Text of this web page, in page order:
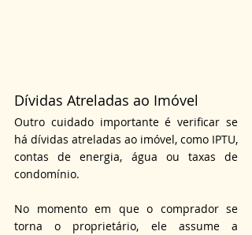
Dívidas Atreladas ao Imóvel
Outro cuidado importante é verificar se
há dívidas atreladas ao imóvel, como IPTU,
contas de energia, água ou taxas de
condomínio.
No momento em que o comprador se
torna o proprietário, ele assume a